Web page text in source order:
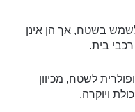
בשטח, אך הן אינן
בית.
לשטח, מכיוון
ויוקרה.